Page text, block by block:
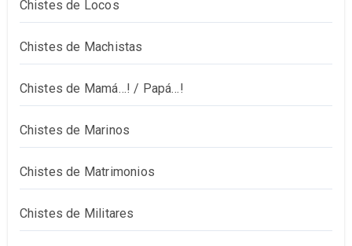
Chistes de Locos
Chistes de Machistas
Chistes de Mamá…! / Papá…!
Chistes de Marinos
Chistes de Matrimonios
Chistes de Militares